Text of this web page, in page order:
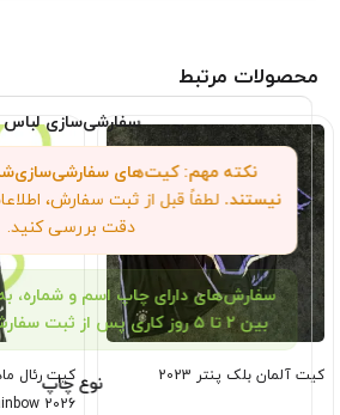
سفارشی‌سازی لباس
نکته مهم: کیت‌های
نیستند. لطفاً قبل از ثبت سفارش،
دقت بررسی کنید.
سفارش‌های دارای چاپ اسم و شماره،
بین ۲ تا ۵ روز کاری پس از ثبت سفارش ارسال می‌شوند.
نوع چاپ
محصولات مرتبط
کیت آلمان بلک پنتر 2023
کیت رئال
2026